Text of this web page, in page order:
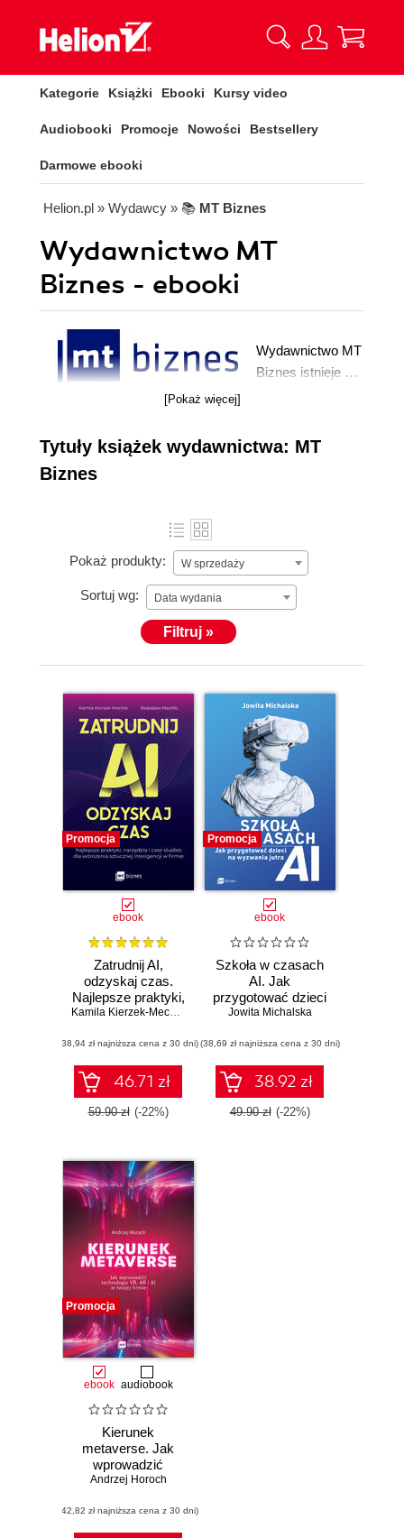
Kategorie Książki Ebooki Kursy video
Audiobooki Promocje Nowości Bestsellery
Darmowe ebooki
Helion.pl » Wydawcy » 📚 MT Biznes
Wydawnictwo MT
Biznes - ebooki
Wydawnictwo MT
Biznes istnieje od
rozwijających się wydawnictw ekonomiczno-
biznesowych w Polsce. Naszym celem jest
prezentowanie najnowszych tendencji w dziedzinie
biznesu. Książki kierowane są do menedżerów
wszystkich szczebli, środowiska akademickiego oraz
wszystkich zainteresowanych tematyką biznesową.
[Pokaż więcej]
Tytuły książek wydawnictwa: MT
Biznes
Pokaż produkty: W sprzedaży
Sortuj wg: Data wydania
Filtruj »
Promocja
ebook
Zatrudnij AI,
odzyskaj czas.
Najlepsze praktyki,
narzędzia i case
wdrożenia
sztucznej
inteligencji w firmie
Kamila Kierzek-Mechło Radosław Mechło
(38,94 zł najniższa cena z 30 dni)
46.71 zł
59.90 zł (-22%)
Promocja
ebook
Szkoła w czasach
AI. Jak
przygotować dzieci
na wyzwania jutra
Jowita Michalska
(38,69 zł najniższa cena z 30 dni)
38.92 zł
49.90 zł (-22%)
Promocja
ebook audiobook
Kierunek
metaverse. Jak
wprowadzić
technologie VR,
firmie
Andrzej Horoch
(42,82 zł najniższa cena z 30 dni)